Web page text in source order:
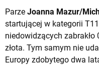
Parze Joanna Mazur/
startującej w kategorii
niedowidzących
złota. Tym samym nie
Europy zdobytego dwa